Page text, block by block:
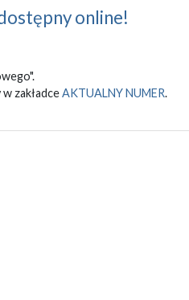
online!
zakładceAKTUALNY NUMER.